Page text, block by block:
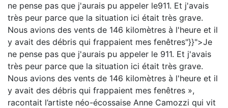
ne pense pas que j'aurais pu appeler le911. Et j'avais
très peur parce que la situation ici était très grave.
Nous avions des vents de 146 kilomètres à l'heure et il
y avait des débris qui frappaient mes fenêtres"}}">Je
ne pense pas que j'aurais pu appeler le 911. Et j'avais
très peur parce que la situation ici était très grave.
Nous avions des vents de 146 kilomètres à l'heure et il
y avait des débris qui frappaient mes fenêtres
,
racontait l’artiste néo-écossaise Anne Camozzi qui vit